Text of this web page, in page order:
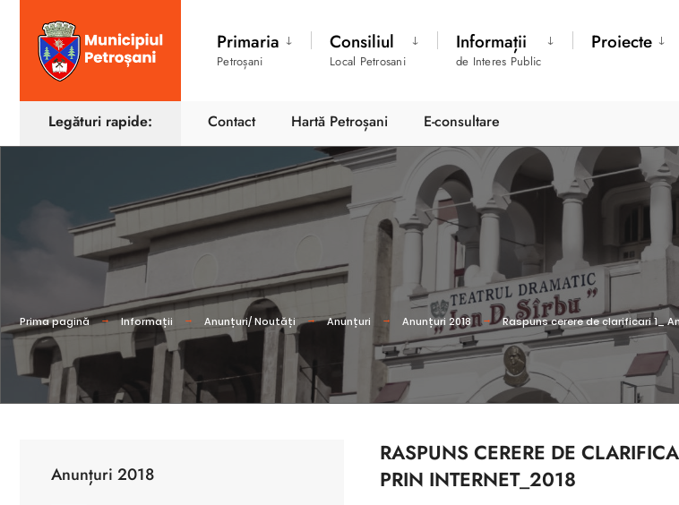
Primaria
Petroșani
Consiliul
Local Petrosani
Informații
de Interes Public
Proiecte
Legături rapide: Contact Hartă Petroșani E-consultare
Prima pagină Informații Anunțuri/ Noutăți Anunțuri Anunțuri 2018 Raspuns cerere de clarificari 1_
RASPUNS CERERE DE
PRIN INTERNET_2018
Anunțuri 2018